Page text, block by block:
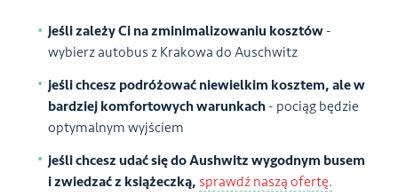
jeśli zależy Ci na zminimalizowaniu kosztów -
wybierz autobus z Krakowa do Auschwitz
jeśli chcesz podróżować niewielkim kosztem, ale w
bardziej komfortowych warunkach - pociąg będzie
optymalnym wyjściem
jeśli chcesz udać się do Aushwitz wygodnym busem
i zwiedzać z książeczką, sprawdź naszą ofertę.